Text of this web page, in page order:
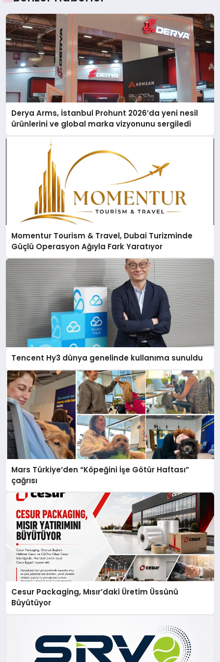
Derya Arms, İstanbul Prohunt 2026’da yeni nesil
ürünlerini ve global marka vizyonunu sergiledi
Momentur Tourism & Travel, Dubai Turizminde
Güçlü Operasyon Ağıyla Fark Yaratıyor
Tencent Hy3 dünya genelinde kullanıma sunuldu
Mars Türkiye’den “Köpeğini İşe Götür Haftası”
çağrısı
Cesur Packaging, Mısır’daki Üretim Üssünü
Büyütüyor